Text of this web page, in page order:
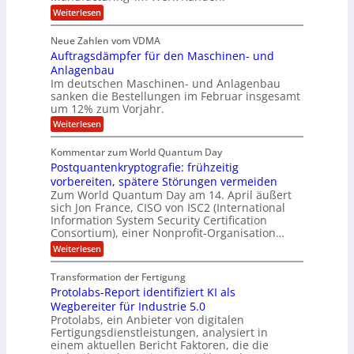
6
5
M
i
l
l
i
o
n
U
S
-
D
o
l
l
a
r
n
e
r
i
n
g
f
ü
r
E
M
E
A
u
n
d
L
a
t
e
i
n
a
o
n
3
.
2
m
t
A
p
s
o
l
u
t
r
e
s
i
g
w
i
r
d
C
h
i
e
f
C
u
s
t
o
m
e
r
O
ff
c
e
Weiterlesen:
H
r
t
i
n
g
e
r
ö
f
n
e
t
K
o
m
p
e
t
e
n
z
n
t
r
u
Neue Zahlen vom VDMA
Auftragsdämpfer für den Maschinen- und
Anlagenbau
Im deutschen Maschinen- und Anlagenbau
sanken die Bestellungen im Februar insgesamt
um 12% zum Vorjahr.
Weiterlesen:
A
f
t
r
a
g
s
d
ä
m
p
e
f
ü
r
d
e
Kommentar zum World Quantum Day
Postquantenkryptografie: frühzeitig
vorbereiten, spätere Störungen vermeiden
Zum World Quantum Day am 14. April äußert
sich Jon France, CISO von ISC2 (International
Information System Security Certification
Consortium), einer Nonprofit-Organisation…
Weiterlesen:
P
s
t
q
u
a
n
t
Transformation der Fertigung
Protolabs-Report identifiziert KI als
Wegbereiter für Industrie 5.0
Protolabs, ein Anbieter von digitalen
Fertigungsdienstleistungen, analysiert in
einem aktuellen Bericht Faktoren, die die